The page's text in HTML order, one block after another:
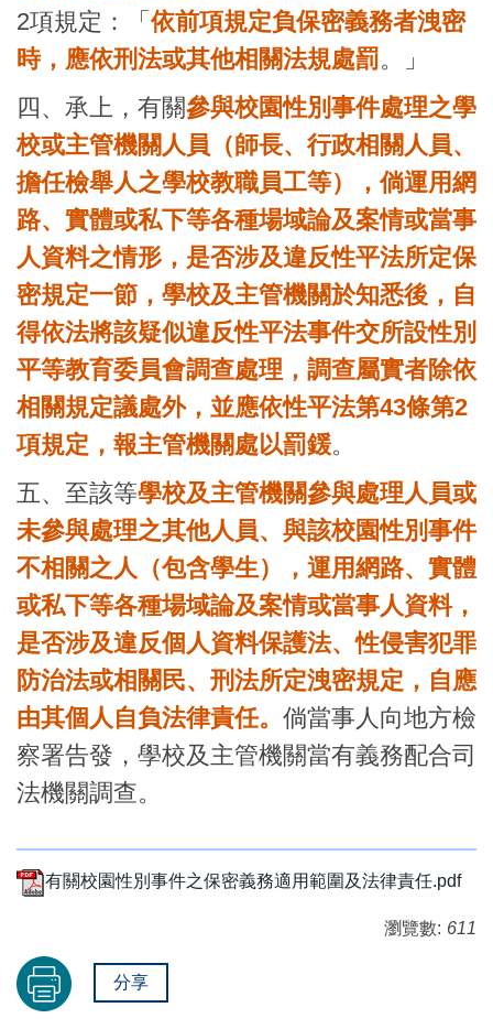
2項規定：「 依前項規定負保密義務者洩密
時，應依刑法或其他相關法規處罰。」
四、承上，有關參與校園性別事件處理之學
校或主管機關人員（師長、行政相關人員、
擔任檢舉人之學校教職員工等），倘運用網
路、實體或私下等各種場域論及案情或當事
人資料之情形，是否涉及違反性平法所定保
密規定一節，學校及主管機關於知悉後，自
得依法將該疑似違反性平法事件交所設性別
平等教育委員會調查處理，調查屬實者除依
相關規定議處外，並應依性平法第43條第2
項規定，報主管機關處以罰鍰。
五、至該等學校及主管機關參與處理人員或
未參與處理之其他人員、與該校園性別事件
不相關之人（包含學生），運用網路、實體
或私下等各種場域論及案情或當事人資料，
是否涉及違反個人資料保護法、性侵害犯罪
防治法或相關民、刑法所定洩密規定，自應
由其個人自負法律責任。 倘當事人向地方檢
察署告發，學校及主管機關當有義務配合司
法機關調查。
有關校園性別事件之保密義務適用範圍及法律責任.pdf
瀏覽數: 611
分享